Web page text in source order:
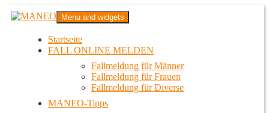
Zum
InhaltMANEO
Das schwule Anti-Gewalt-Projekt in Berlin
Menu and widgets
Startseite
FALL ONLINE MELDEN
Fallmeldung für Männer
Fallmeldung für Frauen
Fallmeldung für Diverse
MANEO-Tipps